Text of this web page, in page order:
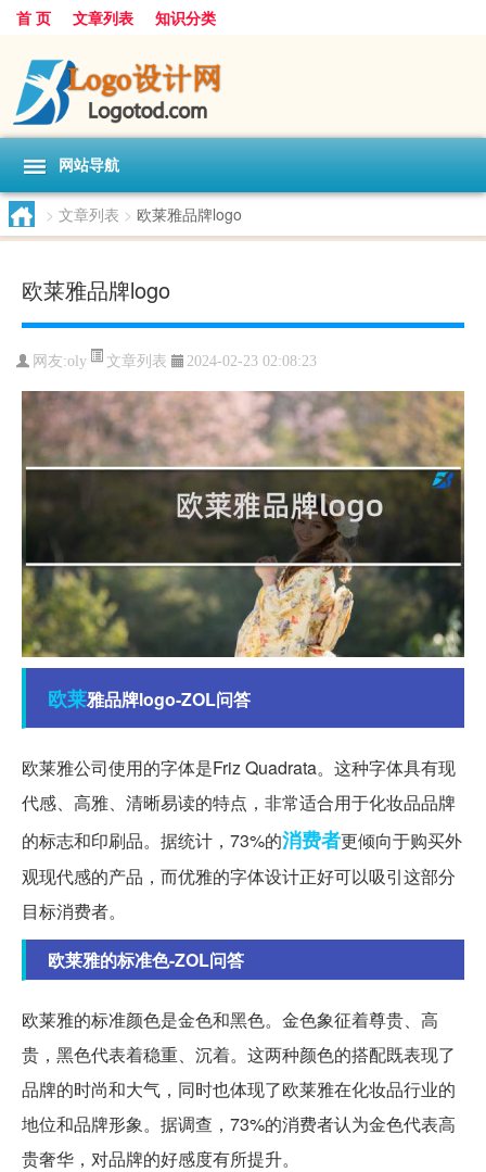
首 页 文章列表 知识分类
网站导航
> 文章列表 > 欧莱雅品牌logo
欧莱雅品牌logo
网友:oly 文章列表 2024-02-23 02:08:23
欧莱雅品牌logo-ZOL问答
欧莱雅公司使用的字体是Friz Quadrata。这种字体具有现
代感、高雅、清晰易读的特点，非常适合用于化妆品品牌
的标志和印刷品。据统计，73%的消费者更倾向于购买外
观现代感的产品，而优雅的字体设计正好可以吸引这部分
目标消费者。
欧莱雅的标准色-ZOL问答
欧莱雅的标准颜色是金色和黑色。金色象征着尊贵、高
贵，黑色代表着稳重、沉着。这两种颜色的搭配既表现了
品牌的时尚和大气，同时也体现了欧莱雅在化妆品行业的
地位和品牌形象。据调查，73%的消费者认为金色代表高
贵奢华，对品牌的好感度有所提升。